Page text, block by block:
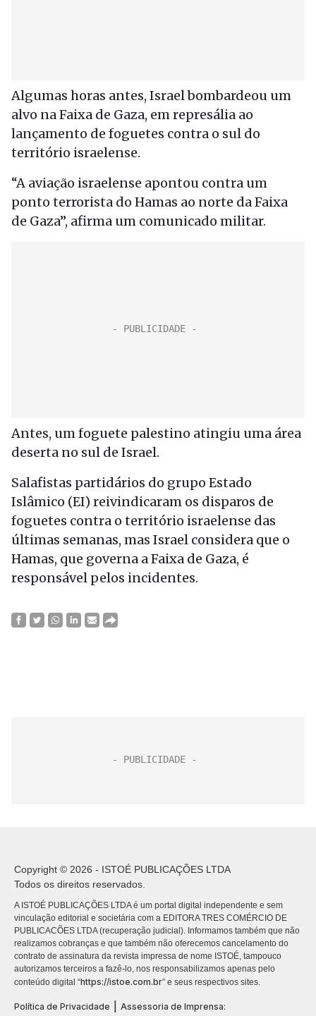
Algumas horas antes, Israel bombardeou um
alvo na Faixa de Gaza, em represália ao
lançamento de foguetes contra o sul do
território israelense.
“A aviação israelense apontou contra um
ponto terrorista do Hamas ao norte da Faixa
de Gaza”, afirma um comunicado militar.
Antes, um foguete palestino atingiu uma área
deserta no sul de Israel.
Salafistas partidários do grupo Estado
Islâmico (EI) reivindicaram os disparos de
foguetes contra o território israelense das
últimas semanas, mas Israel considera que o
Hamas, que governa a Faixa de Gaza, é
responsável pelos incidentes.
Copyright © 2026 - ISTOÉ PUBLICAÇÕES LTDA
Todos os direitos reservados.
A ISTOÉ PUBLICAÇÕES LTDA é um portal digital independente e sem
vinculação editorial e societária com a EDITORA TRES COMÉRCIO DE
PUBLICACÕES LTDA (recuperação judicial). Informamos também que não
realizamos cobranças e que também não oferecemos cancelamento do
contrato de assinatura da revista impressa de nome ISTOÉ, tampouco
autorizamos terceiros a fazê-lo, nos responsabilizamos apenas pelo
conteúdo digital “https://istoe.com.br” e seus respectivos sites.
Política de Privacidade Assessoria de Imprensa: